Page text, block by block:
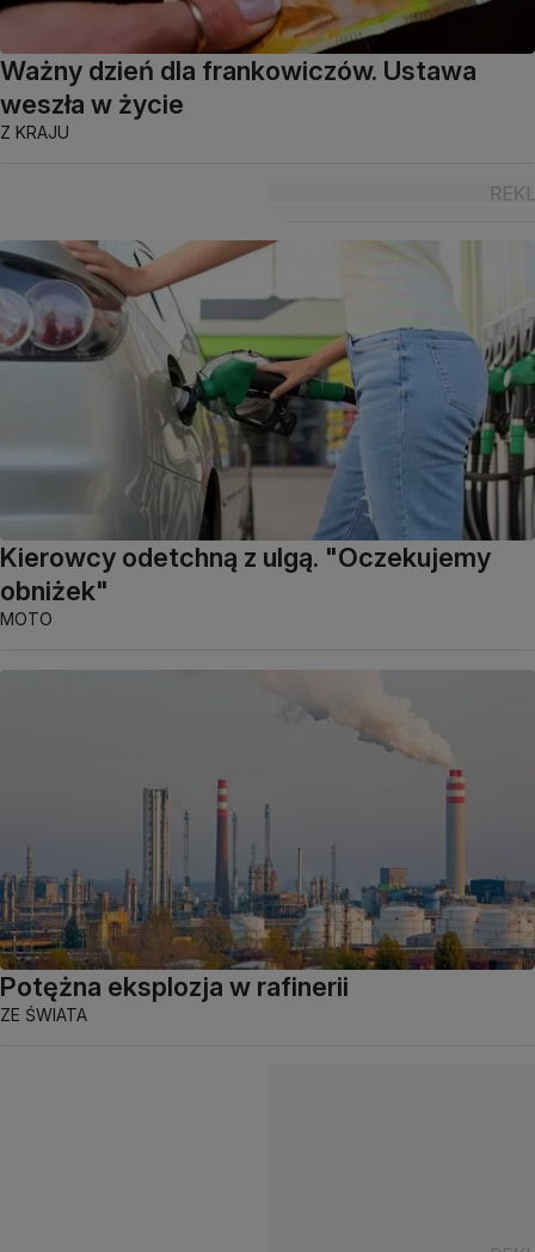
Ważny dzień dla frankowiczów. Ustawa
weszła w życie
Z KRAJU
Kierowcy odetchną z ulgą. "Oczekujemy
obniżek"
MOTO
Potężna eksplozja w rafinerii
ZE ŚWIATA